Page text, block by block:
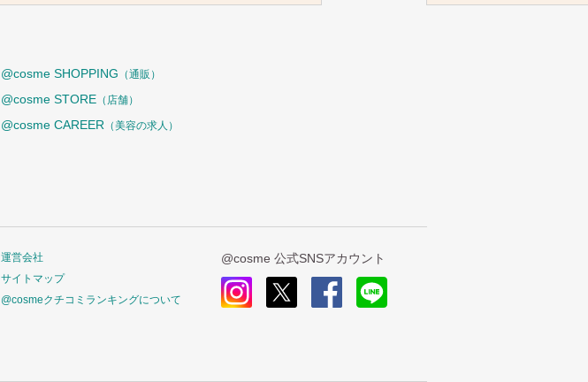
@cosme SHOPPING （通販）
@cosme STORE （店舗）
@cosme CAREER （美容の求人）
運営会社
サイトマップ
@cosmeクチコミランキングについて
@cosme 公式SNSアカウント